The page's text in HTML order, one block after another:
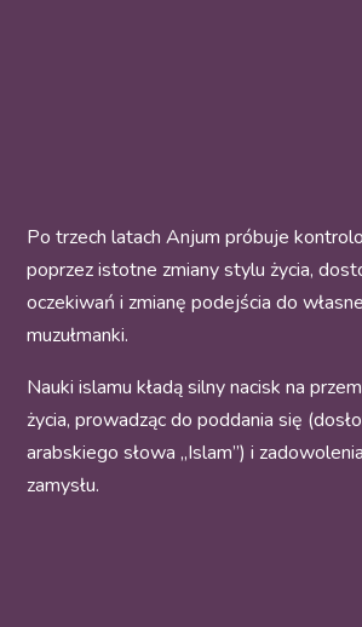
Po trzech latach Anjum próbuje
poprzez istotne zmiany stylu życia,
oczekiwań i zmianę podejścia do
muzułmanki.
Nauki islamu kładą silny nacisk na
życia, prowadząc do poddania się
arabskiego słowa „Islam”) i
zamysłu.